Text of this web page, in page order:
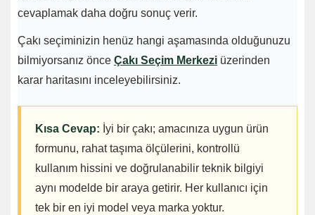
cevaplamak daha doğru sonuç verir.
Çakı seçiminizin henüz hangi aşamasında olduğunuzu
bilmiyorsanız önce Çakı Seçim Merkezi üzerinden
karar haritasını inceleyebilirsiniz.
Kısa Cevap: İyi bir çakı; amacınıza uygun ürün
formunu, rahat taşıma ölçülerini, kontrollü
kullanım hissini ve doğrulanabilir teknik bilgiyi
aynı modelde bir araya getirir. Her kullanıcı için
tek bir en iyi model veya marka yoktur.